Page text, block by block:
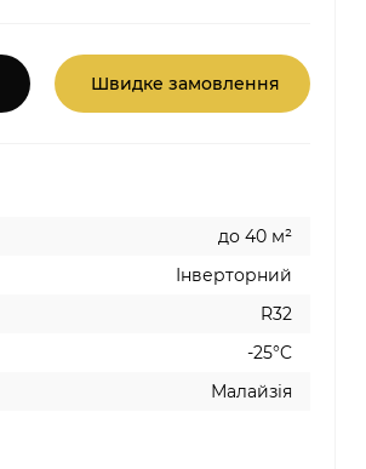
Швидке замовлення
до 40 м²
Інверторний
R32
-25°C
Малайзія